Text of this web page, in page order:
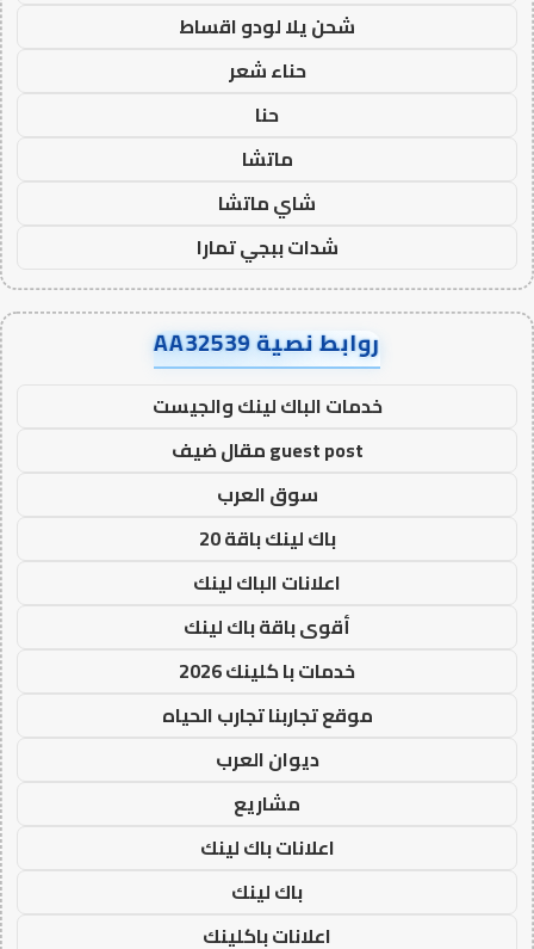
شحن يلا لودو اقساط
حناء شعر
حنا
ماتشا
شاي ماتشا
شدات ببجي تمارا
روابط نصية AA32539
خدمات الباك لينك والجيست
guest post مقال ضيف
سوق العرب
باك لينك باقة 20
اعلانات الباك لينك
أقوى باقة باك لينك
خدمات با كلينك 2026
موقع تجاربنا تجارب الحياه
ديوان العرب
مشاريع
اعلانات باك لينك
باك لينك
اعلانات باكلينك